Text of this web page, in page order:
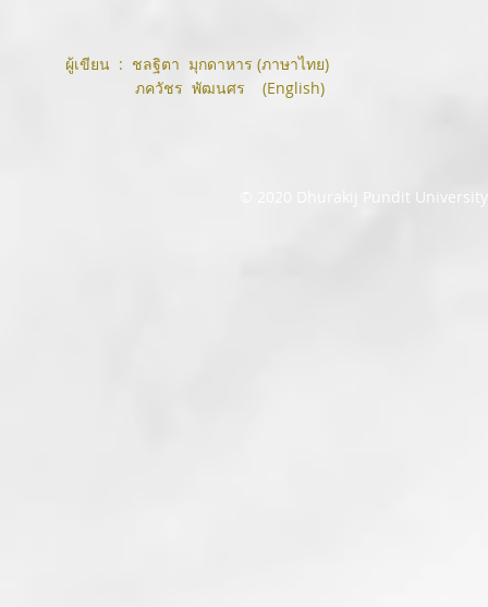
ผู้เขียน : ชลฐิตา มุกดาหาร (ภาษาไทย)
ภควัชร พัฒนศร (English)
© 2020 Dhurakij Pundit